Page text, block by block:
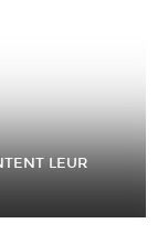
LEUR